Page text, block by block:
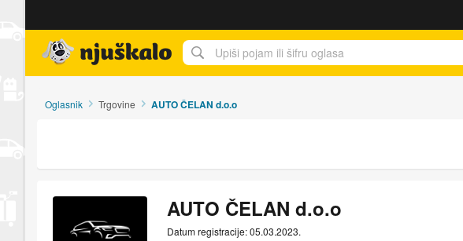
Oglasnik Trgovine AUTO ČELAN d.o.o
AUTO ČELAN d.o.o
Datum registracije: 05.03.2023.